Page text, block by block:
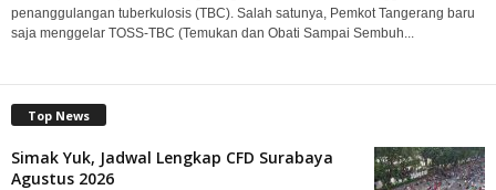
penanggulangan tuberkulosis (TBC). Salah satunya, Pemkot Tangerang baru
saja menggelar TOSS-TBC (Temukan dan Obati Sampai Sembuh...
Top News
Simak Yuk, Jadwal Lengkap CFD Surabaya
Agustus 2026